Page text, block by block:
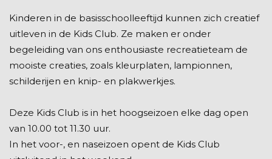
Kinderen in de basisschoolleeftijd kunnen zich creatief
uitleven in de Kids Club. Ze maken er onder
begeleiding van ons enthousiaste recreatieteam de
mooiste creaties, zoals kleurplaten, lampionnen,
schilderijen en knip- en plakwerkjes.
Deze Kids Club is in het hoogseizoen elke dag open
van 10.00 tot 11.30 uur.
In het voor-, en naseizoen opent de Kids Club